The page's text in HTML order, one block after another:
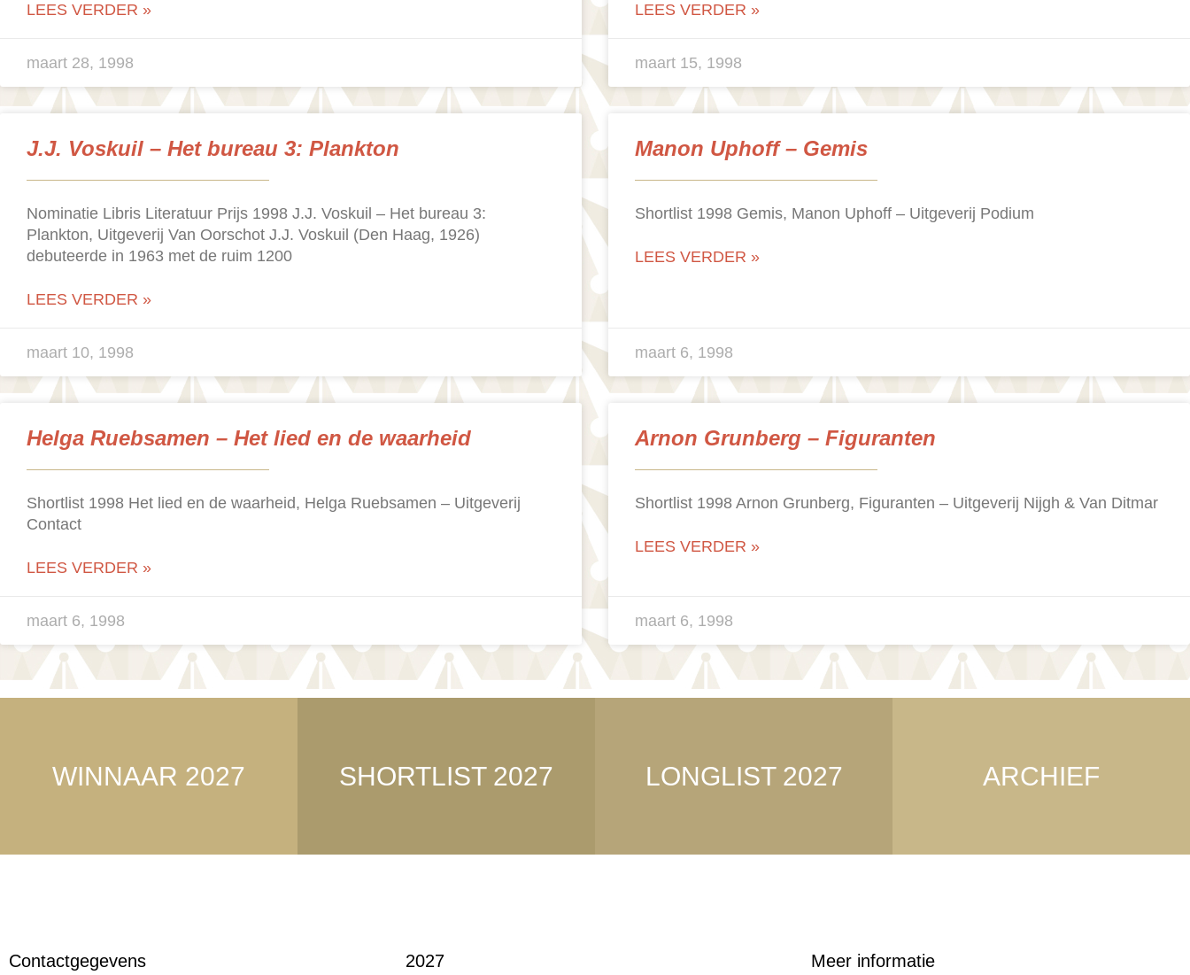
LEES VERDER »
maart 28, 1998
LEES VERDER »
maart 15, 1998
J.J. Voskuil – Het bureau 3: Plankton
Nominatie Libris Literatuur Prijs 1998 J.J. Voskuil – Het bureau 3:
Plankton, Uitgeverij Van Oorschot J.J. Voskuil (Den Haag, 1926)
debuteerde in 1963 met de ruim 1200
LEES VERDER »
maart 10, 1998
Manon Uphoff – Gemis
Shortlist 1998 Gemis, Manon Uphoff – Uitgeverij Podium
LEES VERDER »
maart 6, 1998
Helga Ruebsamen – Het lied en de waarheid
Shortlist 1998 Het lied en de waarheid, Helga Ruebsamen – Uitgeverij
Contact
LEES VERDER »
maart 6, 1998
Arnon Grunberg – Figuranten
Shortlist 1998 Arnon Grunberg, Figuranten – Uitgeverij Nijgh & Van Ditmar
LEES VERDER »
maart 6, 1998
WINNAAR 2027 SHORTLIST 2027 LONGLIST 2027 ARCHIEF
Contactgegevens 2027 Meer informatie